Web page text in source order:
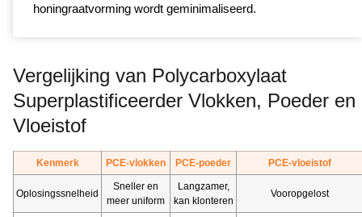
honingraatvorming wordt geminimaliseerd.
Vergelijking van Polycarboxylaat
Superplastificeerder Vlokken, Poeder en
Vloeistof
Kenmerk PCE-vlokken PCE-poeder PCE-vloeistof
Oplosingssnelheid
Sneller en
meer uniform
Langzamer,
kan klonteren
Vooropgelost